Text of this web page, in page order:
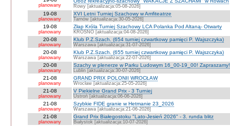
planowany Rowy [aktualizacja:05-08-2026]
19-08
planowany
XVI Letni Turniej Szachowy w Amfiteatrze
Tarnów [aktualizacja:30-05-2026]
19-08
planowany
Złap Króla Turniej Szachowy LCA Polanka Pod Altaną- Otwarty
KROSNO [aktualizacja:04-08-2026]
20-08
planowany
Klub P.Z.Szach. (654 turniej czwartkowy pamięci P. Wajszczyka)
Warszawa [aktualizacja:31-07-2026]
20-08
planowany
Klub P.Z.Szach. (655 turniej czwartkowy pamięci P. Wajszczyka)
Warszawa [aktualizacja:22-07-2026]
20-08
planowany
Szachy w plenerze w Parku Ludowym 16_00-19_00! Zapraszamy!
Lublin [aktualizacja:30-07-2026]
21-08
planowany
GRAND PRIX POLONII WROCŁAW
Wrocław [aktualizacja:25-05-2026]
21-08
planowany
V Piekielne Grand Prix - 3 Turniej
Ustroń [aktualizacja:06-06-2026]
21-08
planowany
Szybkie FIDE granie w Hetmanie 23_2026
Warszawa [aktualizacja:21-06-2026]
21-08
planowany
Grand Prix Białegostoku "Lato-Jesień 2026" - 3. runda blitz
Białystok [aktualizacja:10-07-2026]